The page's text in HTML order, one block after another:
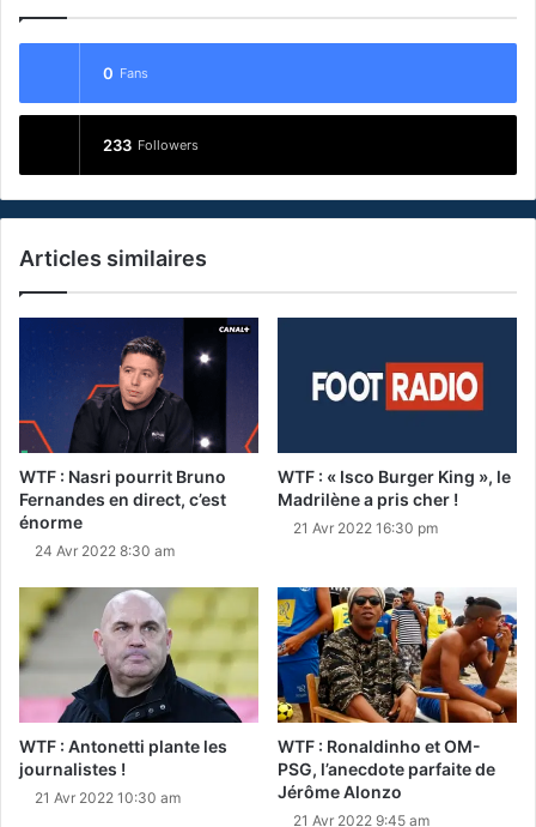
0 Fans
233 Followers
Articles similaires
WTF : Nasri pourrit Bruno
Fernandes en direct, c’est
énorme
24 Avr 2022 8:30 am
WTF : « Isco Burger King », le
Madrilène a pris cher !
21 Avr 2022 16:30 pm
WTF : Antonetti plante les
journalistes !
21 Avr 2022 10:30 am
WTF : Ronaldinho et OM-
PSG, l’anecdote parfaite de
Jérôme Alonzo
21 Avr 2022 9:45 am